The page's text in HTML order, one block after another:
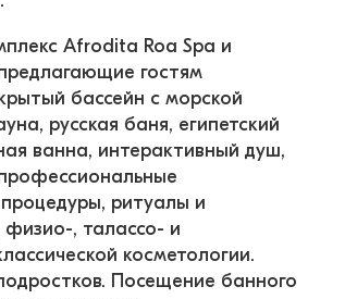
Afrodita Roa Spa и
гостям
бассейн с морской
русская баня, египетский
ванна, интерактивный душ,
ритуалы и
, талассо- и
косметологии.
Посещение банного